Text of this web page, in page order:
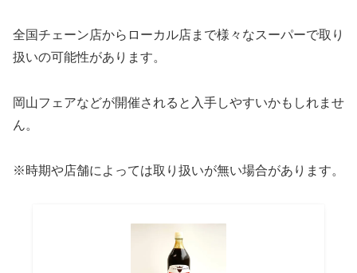
全国チェーン店からローカル店まで様々なスーパーで取り
扱いの可能性があります。
岡山フェアなどが開催されると入手しやすいかもしれませ
ん。
※時期や店舗によっては取り扱いが無い場合があります。